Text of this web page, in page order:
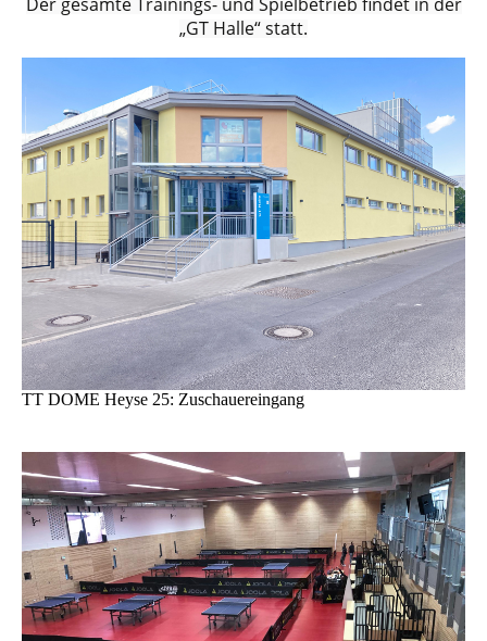
„GT Halle“ statt.
TT DOME Heyse 25: Zuschauereingang